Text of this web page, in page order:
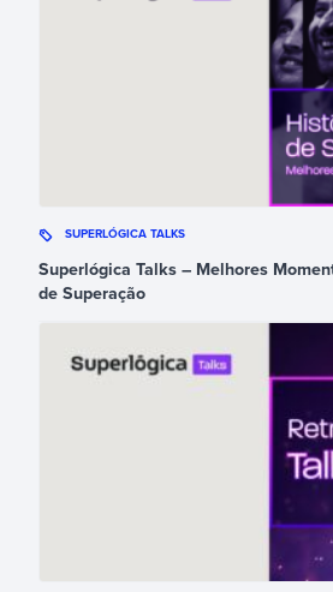
SUPERLÓGICA TALKS
Superlógica Talks – Melhores
de Superação